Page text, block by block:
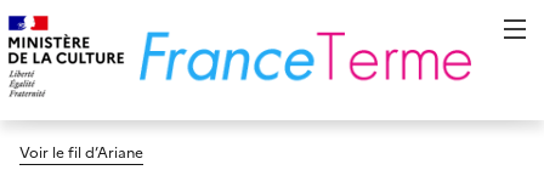
Voir le fil d’Ariane